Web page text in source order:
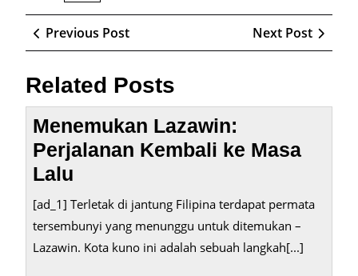
Post
navigation
Previous PostPrevious
Post
Next Post
Next
Post
Related Posts
Menemukan Lazawin:
Perjalanan Kembali ke Masa
Lalu
[ad_1] Terletak di jantung Filipina terdapat permata
tersembunyi yang menunggu untuk ditemukan –
Lazawin. Kota kuno ini adalah sebuah langkah[...]